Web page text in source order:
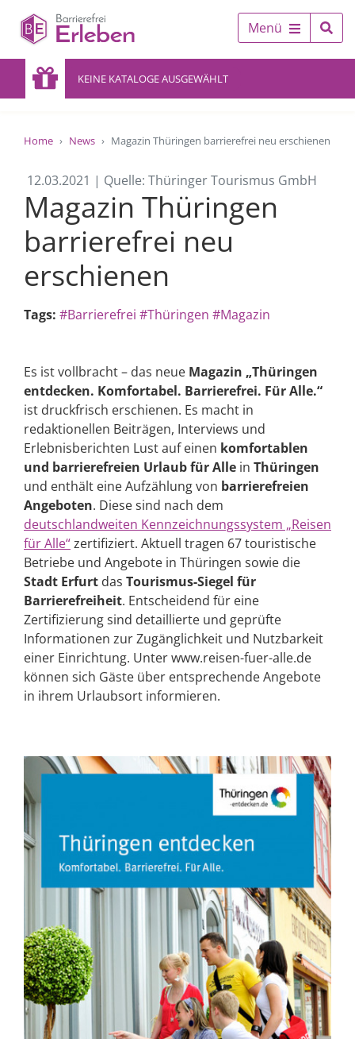
Menü
KEINE KATALOGE AUSGEWÄHLT
Home News Magazin Thüringen barrierefrei neu erschienen
12.03.2021 | Quelle: Thüringer Tourismus GmbH
Magazin Thüringen
barrierefrei neu
erschienen
Tags: #Barrierefrei #Thüringen #Magazin
Es ist vollbracht – das neue Magazin „Thüringen
entdecken. Komfortabel. Barrierefrei. Für Alle.“
ist druckfrisch erschienen. Es macht in
redaktionellen Beiträgen, Interviews und
Erlebnisberichten Lust auf einen komfortablen
und barrierefreien Urlaub für Alle in Thüringen
und enthält eine Aufzählung von barrierefreien
Angeboten. Diese sind nach dem
deutschlandweiten Kennzeichnungssystem „Reisen
für Alle“zertifiziert. Aktuell tragen 67 touristische
Betriebe und Angebote in Thüringen sowie die
Stadt Erfurt das Tourismus-Siegel für
Barrierefreiheit. Entscheidend für eine
Zertifizierung sind detaillierte und geprüfte
Informationen zur Zugänglichkeit und Nutzbarkeit
einer Einrichtung. Unter www.reisen-fuer-alle.de
können sich Gäste über entsprechende Angebote
in ihrem Urlaubsort informieren.